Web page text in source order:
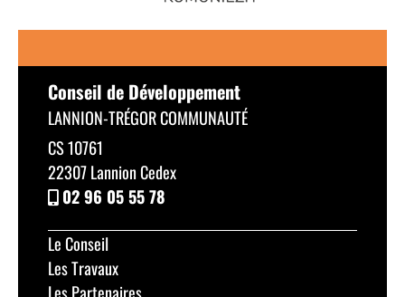
Conseil de Développement
LANNION-TRÉGOR COMMUNAUTÉ
CS 10761
22307 Lannion Cedex
02 96 05 55 78
Le Conseil
Les Travaux